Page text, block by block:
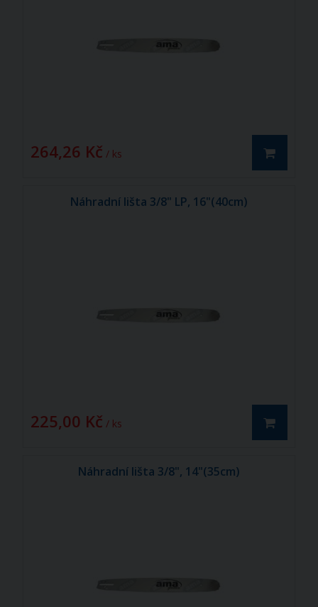
264,26 Kč / ks
Náhradní lišta 3/8" LP, 16"(40cm)
225,00 Kč / ks
Náhradní lišta 3/8", 14"(35cm)